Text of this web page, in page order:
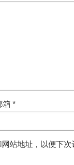
箱 *
站地址，以便下次